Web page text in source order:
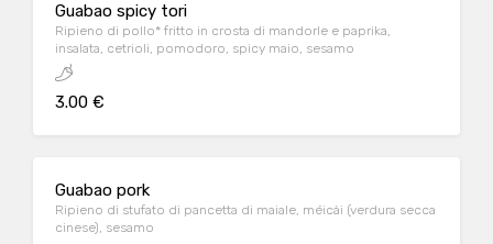
Guabao spicy tori
Ripieno di pollo* fritto in crosta di mandorle e paprika,
insalata, cetrioli, pomodoro, spicy maio, sesamo
3.00 €
Guabao pork
Ripieno di stufato di pancetta di maiale, méicài (verdura secca
cinese), sesamo